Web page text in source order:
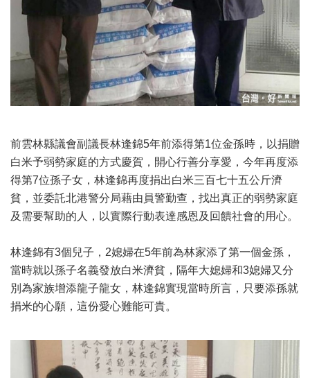
前雲林縣議會副議長林逢錦5年前添得第1位金孫時，以捐贈
白米予弱勢家庭的方式慶賀，開心行善分享愛，今年再度添
得第7位孫子女，林逢錦再度捐出白米三百七十五公斤濟
貧，並委託北港警分局藉由員警勤查，找出真正的弱勢家庭
及需要幫助的人，以實際行動表達感恩及回饋社會的用心。
林逢錦有3個兒子，2媳婦在5年前為林家添了第一個金孫，
當時就以孫子名義發放白米濟貧，隔年大媳婦和3媳婦又分
別為家族增添龍子龍女，林逢錦實現當時所言，只要添孫就
捐米的心願，這份愛心難能可貴。